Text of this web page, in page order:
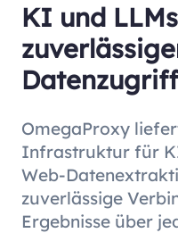
KI und
OmegaProxy
Infrastruktur für
Web-
zuverlässige
Ergebnisse über